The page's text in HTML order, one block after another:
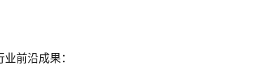
前沿成果：